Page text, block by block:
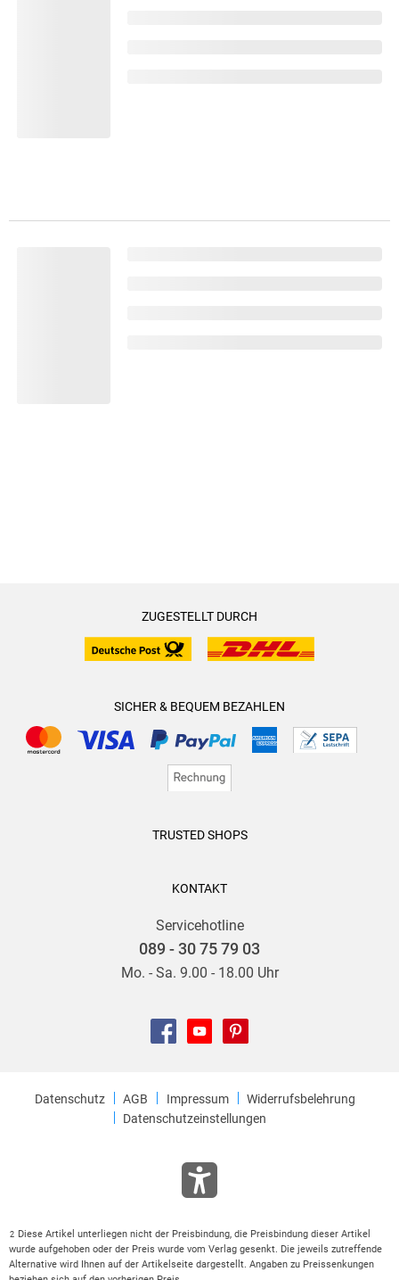
ZUGESTELLT DURCH
SICHER & BEQUEM BEZAHLEN
TRUSTED SHOPS
KONTAKT
Servicehotline
089 - 30 75 79 03
Mo. - Sa. 9.00 - 18.00 Uhr
Datenschutz AGB Impressum
Widerrufsbelehrung
Datenschutzeinstellungen
2
Diese Artikel unterliegen nicht der Preisbindung, die Preisbindung dieser Artikel
wurde aufgehoben oder der Preis wurde vom Verlag gesenkt. Die jeweils zutreffende
Alternative wird Ihnen auf der Artikelseite dargestellt. Angaben zu Preissenkungen